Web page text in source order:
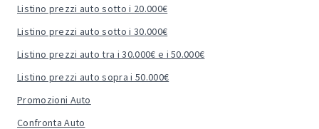
Listino prezzi auto sotto i 20.000€
Listino prezzi auto sotto i 30.000€
Listino prezzi auto tra i 30.000€ e i 50.000€
Listino prezzi auto sopra i 50.000€
Promozioni Auto
Confronta Auto